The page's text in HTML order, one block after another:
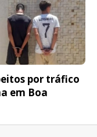
por tráfico
em Boa